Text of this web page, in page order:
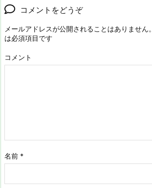
コメントをどうぞ
メールアドレスが公開されることはありません。
は必須項目です
コメント
名前 *